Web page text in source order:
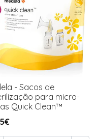
- Sacos de
para micro-
Quick Clean™